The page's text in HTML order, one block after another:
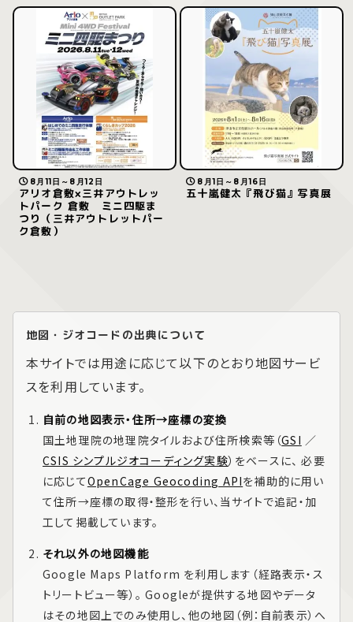
8月11日～8月12日
アリオ倉敷×三井アウトレッ
トパーク 倉敷 ミニ四駆ま
つり（三井アウトレットパー
ク倉敷）
8月1日～8月16日
五十嵐健太『飛び猫』写真展
地図・ジオコードの出典について
本サイトでは用途に応じて以下のとおり地図サービ
スを利用しています。
自前の地図表示・住所→座標の変換
国土地理院の地理院タイルおよび住所検索等（GSI ／
CSIS シンプルジオコーディング実験）をベースに、 必要
に応じてOpenCage Geocoding APIを補助的に用い
て住所→座標の取得・整形を行い、当サイトで追記・加
工して掲載しています。
それ以外の地図機能
Google Maps Platform を利用します（経路表示・ス
トリートビュー等）。 Googleが提供する地図やデータ
はその地図上でのみ使用し、他の地図（例：自前表示）へ